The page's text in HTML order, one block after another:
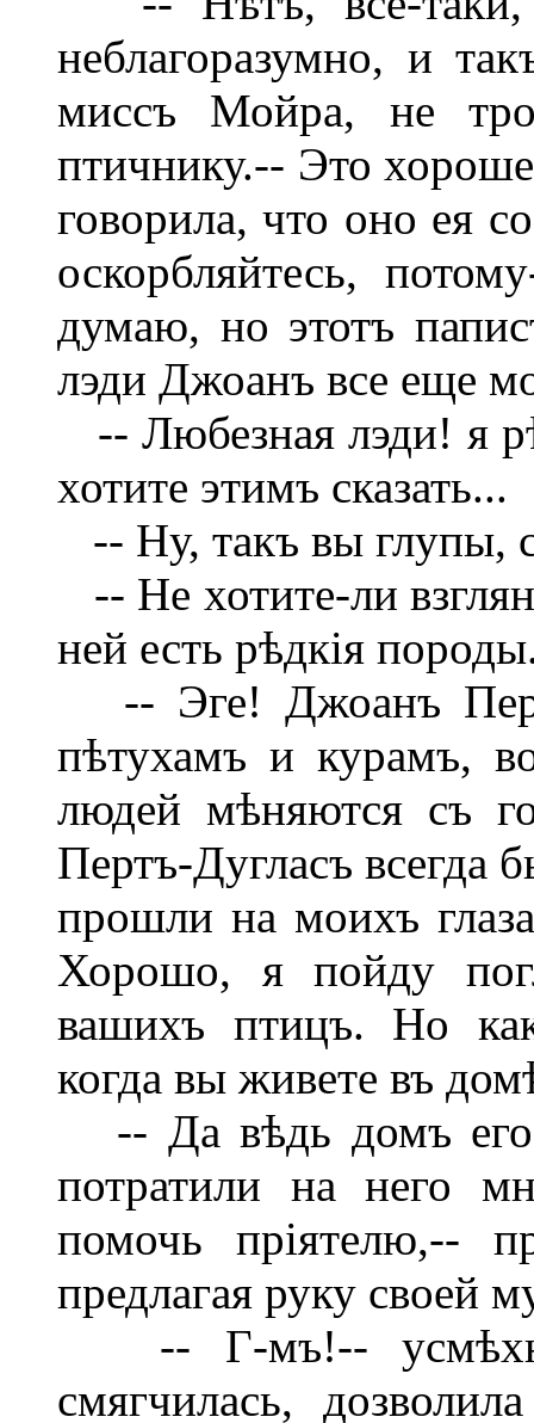
неблагоразумно, и
миссъ Мойра, не
птичнику.-- Это
говорила, что оно ея
оскорбляйтесь,
думаю, но этотъ
лэди Джоанъ все еще
-- Любезная лэди! я
хотите этимъ сказать...
-- Ну, такъ вы глупы,
-- Не хотите-ли
ней есть рѣдкія
-- Эге! Джоанъ
пѣтухамъ и курамъ,
людей мѣняются съ
Пертъ-Дугласъ всегда
прошли на моихъ
Хорошо, я пойду
вашихъ птицъ. Но
когда вы живете въ
-- Да вѣдь домъ его
потратили на него
помочь пріятелю,--
предлагая руку своей
-- Г-мъ!--
смягчилась,